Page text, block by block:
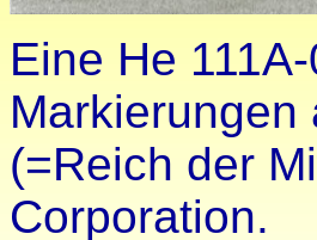
Eine He
(=Reich der
Corporation.